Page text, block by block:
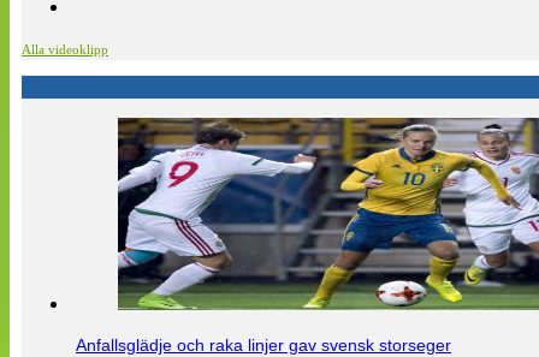
Alla videoklipp
Anfallsglädje och raka linjer gav svensk storseger